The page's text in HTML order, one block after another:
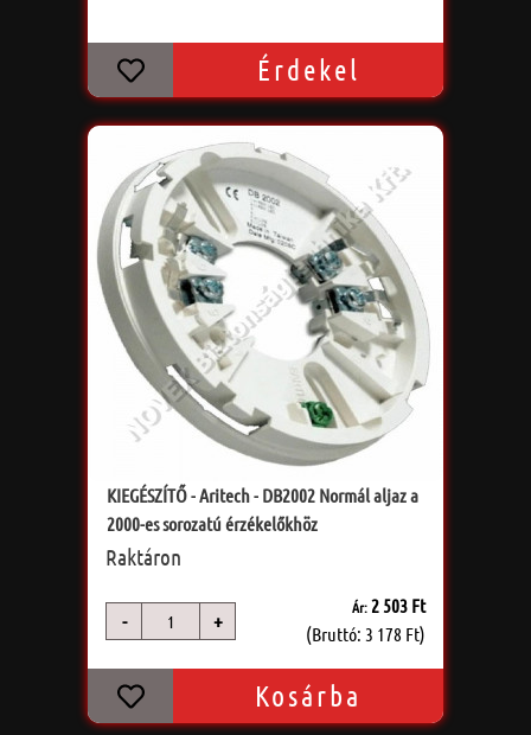
Érdekel
KIEGÉSZÍTŐ - Aritech - DB2002 Normál aljaz a
2000-es sorozatú érzékelőkhöz
Raktáron
- +
Ár:2 503 Ft
(Bruttó: 3 178 Ft)
Kosárba